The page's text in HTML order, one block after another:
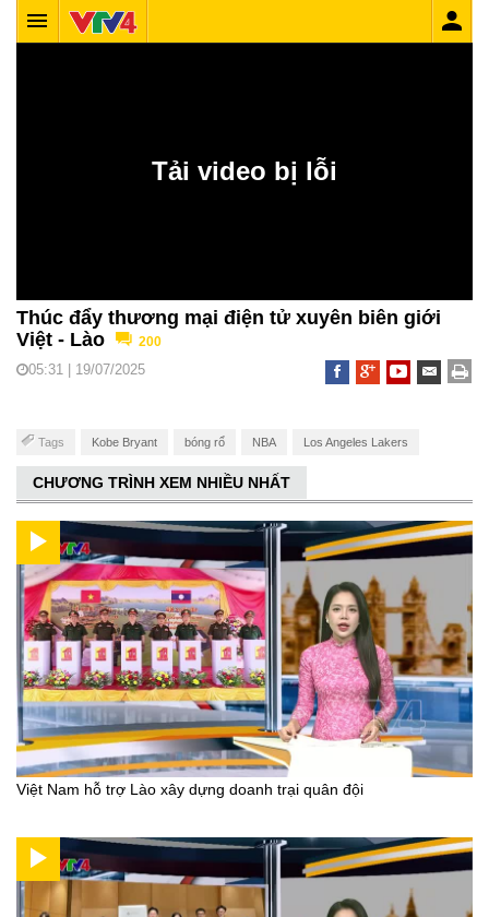
Thúc đẩy thương mại điện tử xuyên biên giới
Việt - Lào
200
05:31 | 19/07/2025
Tags Kobe Bryant bóng rổ NBA Los Angeles Lakers
CHƯƠNG TRÌNH XEM NHIỀU NHẤT
Việt Nam hỗ trợ Lào xây dựng doanh trại quân đội